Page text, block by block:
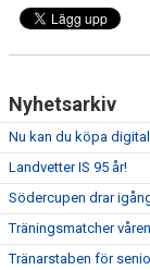
Nyhetsarkiv
Nu kan du köpa
Landvetter IS 95 år!
Södercupen drar
Träningsmatcher
Tränarstaben för